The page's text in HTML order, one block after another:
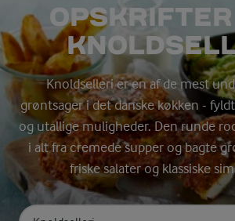
Knoldselleri er en af de mest
grøntsager i det danske køkken -
og utallige muligheder. Den runde
i alt fra cremede supper og bagte
friske salater og klassiske